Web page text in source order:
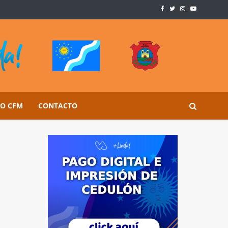
CFM CONTACTO